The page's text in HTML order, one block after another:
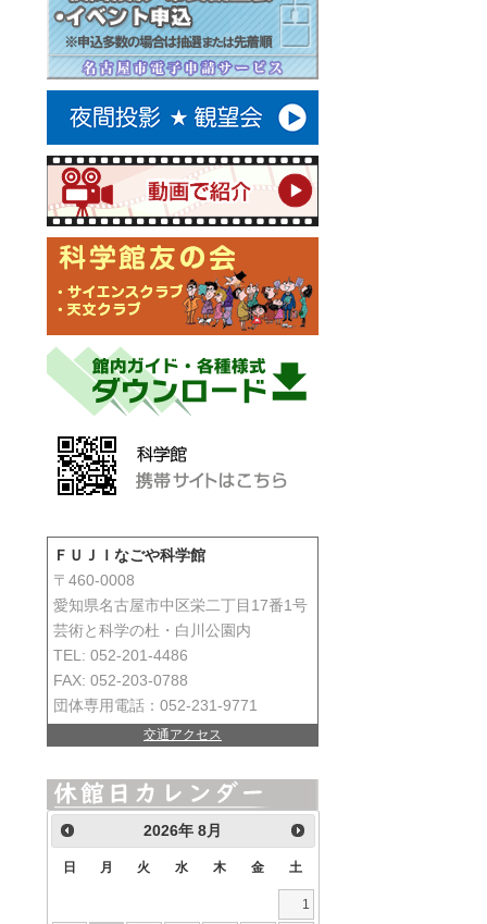
ＦＵＪＩなごや科学館
〒460-0008
愛知県名古屋市中区栄二丁目17番1号
芸術と科学の杜・白川公園内
TEL: 052-201-4486
FAX: 052-203-0788
団体専用電話：052-231-9771
交通アクセス
2026年8月
日 月 火 水 木 金 土
1